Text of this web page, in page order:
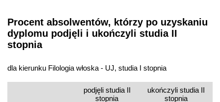
Procent absolwentów, którzy po uzyskaniu
dyplomu podjęli i ukończyli studia II
stopnia
dla kierunku Filologia włoska - UJ, studia I stopnia
podjęli studia II
stopnia
ukończyli studia II
stopnia